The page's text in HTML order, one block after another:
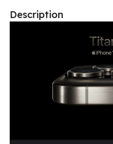
Description